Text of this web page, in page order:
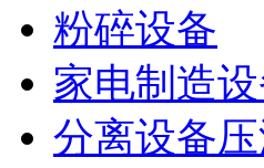
粉碎设备
家电制造
分离设备